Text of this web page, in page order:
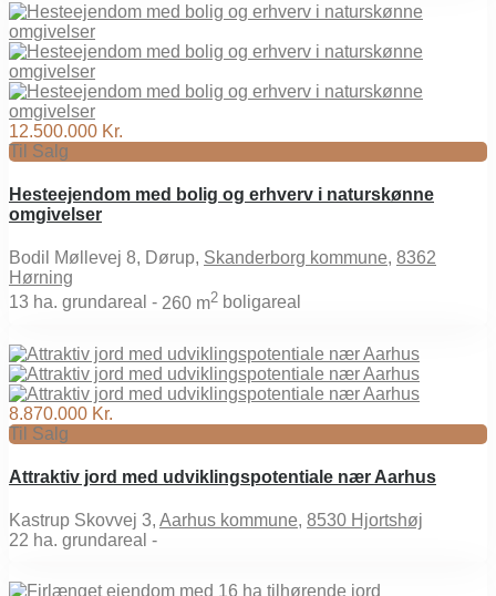
12.500.000 Kr.
Til Salg
Hesteejendom med bolig og erhverv i naturskønne
omgivelser
Bodil Møllevej 8, Dørup, Skanderborg kommune, 8362
Hørning
13 ha. grundareal - 260 m2 boligareal
8.870.000 Kr.
Til Salg
Attraktiv jord med udviklingspotentiale nær Aarhus
Kastrup Skovvej 3, Aarhus kommune, 8530 Hjortshøj
22 ha. grundareal -